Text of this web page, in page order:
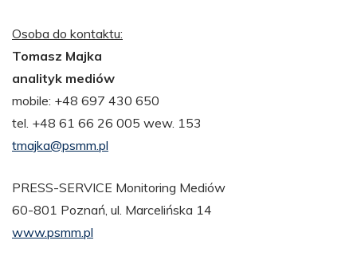
Osoba do kontaktu:
Tomasz Majka
analityk mediów
mobile: +48 697 430 650
tel. +48 61 66 26 005 wew. 153
tmajka@psmm.pl
PRESS-SERVICE Monitoring Mediów
60-801 Poznań, ul. Marcelińska 14
www.psmm.pl